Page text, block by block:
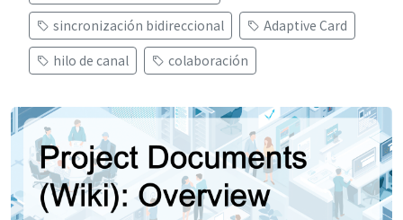
sincronización bidireccional
Adaptive Card
hilo de canal
colaboración